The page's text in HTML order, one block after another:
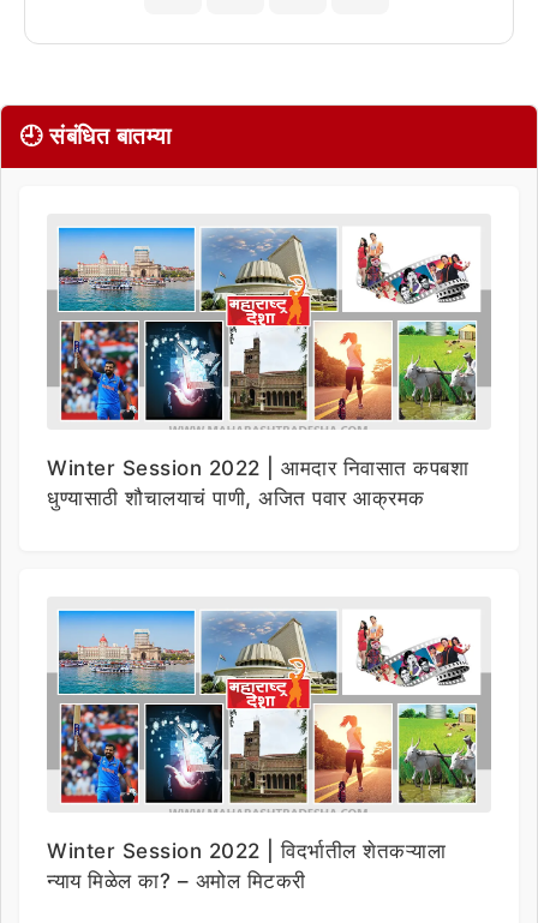
🕘 संबंधित बातम्या
Winter Session 2022 | आमदार निवासात कपबशा
धुण्यासाठी शौचालयाचं पाणी, अजित पवार आक्रमक
Winter Session 2022 | विदर्भातील शेतकऱ्याला
न्याय मिळेल का? – अमोल मिटकरी